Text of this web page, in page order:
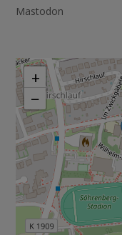
Mastodon
+
−